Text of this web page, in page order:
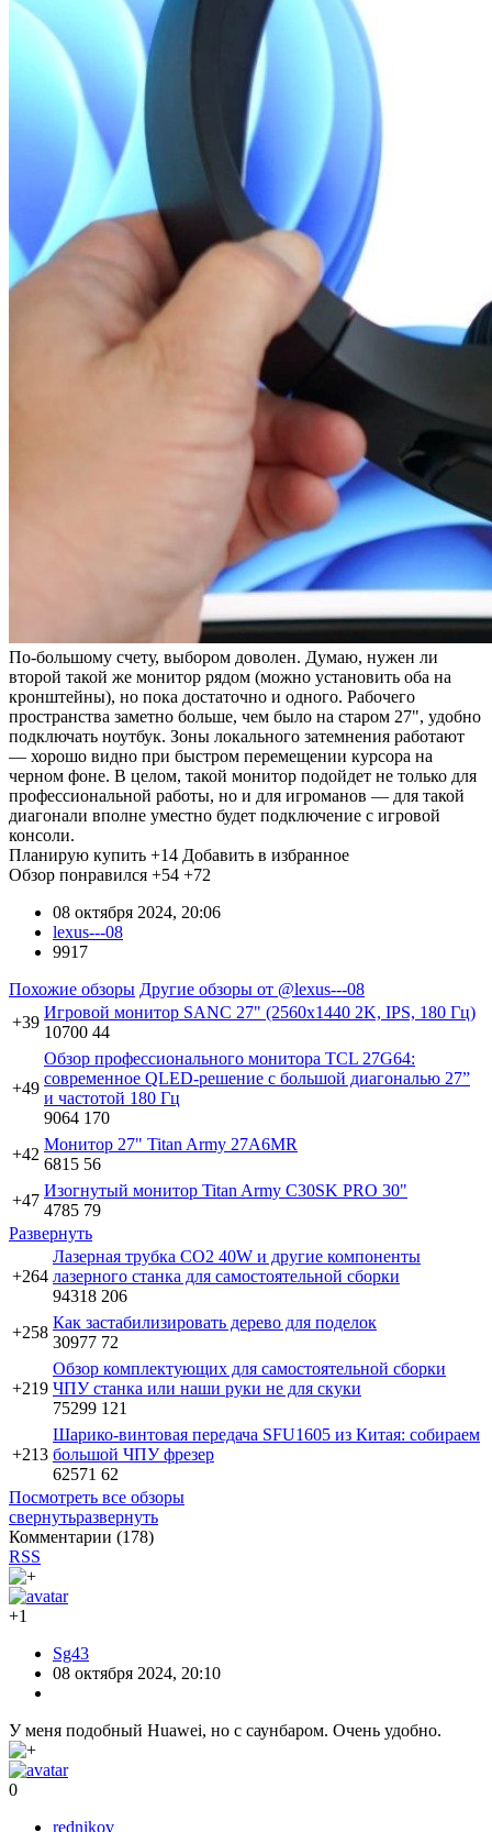
По-большому счету, выбором доволен. Думаю, нужен ли
второй такой же монитор рядом (можно установить оба на
кронштейны), но пока достаточно и одного. Рабочего
пространства заметно больше, чем было на старом 27", удобно
подключать ноутбук. Зоны локального затемнения работают
— хорошо видно при быстром перемещении курсора на
черном фоне. В целом, такой монитор подойдет не только для
профессиональной работы, но и для игроманов — для такой
диагонали вполне уместно будет подключение с игровой
консоли.
Планирую купить +14 Добавить в избранное
Обзор понравился +54 +72
08 октября 2024, 20:06
lexus---08
9917
Похожие обзоры Другие обзоры от @lexus---08
+39
Игровой монитор SANC 27" (2560x1440 2K, IPS, 180 Гц)
10700 44
+49
Обзор профессионального монитора TCL 27G64:
современное QLED-решение с большой диагональю 27”
и частотой 180 Гц
9064 170
+42
Монитор 27" Titan Army 27A6MR
6815 56
+47
Изогнутый монитор Titan Army C30SK PRO 30"
4785 79
Развернуть
+264
Лазерная трубка CO2 40W и другие компоненты
лазерного станка для самостоятельной сборки
94318 206
+258
Как застабилизировать дерево для поделок
30977 72
+219
Обзор комплектующих для самостоятельной сборки
ЧПУ станка или наши руки не для скуки
75299 121
+213
Шарико-винтовая передача SFU1605 из Китая: собираем
большой ЧПУ фрезер
62571 62
Посмотреть все обзоры
свернутьразвернуть
Комментарии (178)
RSS
+1
Sg43
08 октября 2024, 20:10
У меня подобный Huawei, но с саунбаром. Очень удобно.
0
rednikov